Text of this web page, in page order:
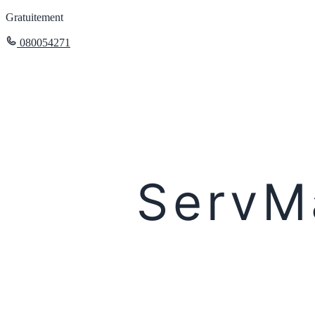
Gratuitement
080054271